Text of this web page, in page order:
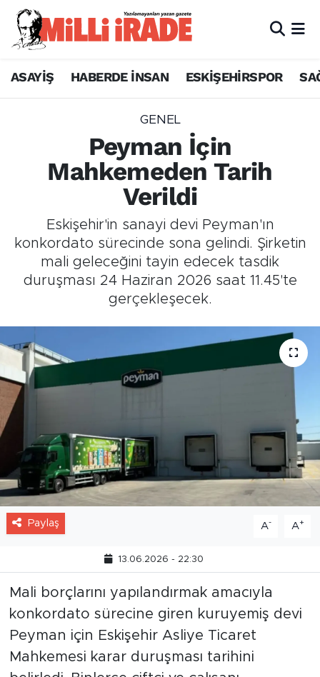
ASAYİŞ HABERDE İNSAN ESKİŞEHİRSPOR
GENEL
Peyman İçin
Mahkemeden Tarih
Verildi
Eskişehir'in sanayi devi Peyman'ın
konkordato sürecinde sona gelindi. Şirketin
mali geleceğini tayin edecek tasdik
duruşması 24 Haziran 2026 saat 11.45'te
gerçekleşecek.
Paylaş A- A+
13.06.2026 - 22:30
Mali borçlarını yapılandırmak amacıyla
konkordato sürecine giren kuruyemiş devi
Peyman için Eskişehir Asliye Ticaret
Mahkemesi karar duruşması tarihini